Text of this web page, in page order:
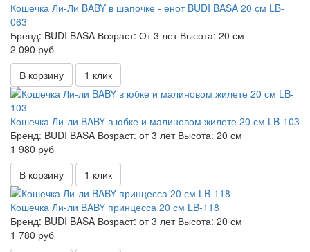
Кошечка Ли-Ли BABY в шапочке - енот BUDI BASA 20 см LB-
063
Бренд: BUDI BASA Возраст: От 3 лет Высота: 20 см
2 090 руб
В корзину
1 клик
Кошечка Ли-ли BABY в юбке и малиновом жилете 20 см LB-103
Бренд: BUDI BASA Возраст: от 3 лет Высота: 20 см
1 980 руб
В корзину
1 клик
Кошечка Ли-ли BABY принцесса 20 см LB-118
Бренд: BUDI BASA Возраст: от 3 лет Высота: 20 см
1 780 руб